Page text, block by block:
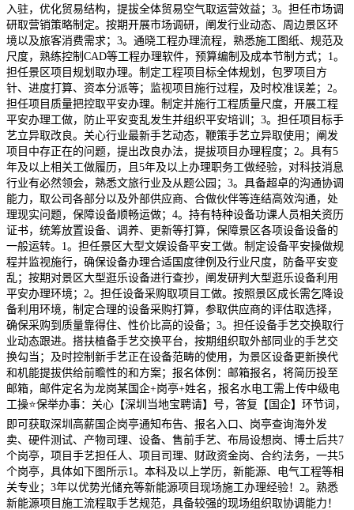
入驻，优化贸易结构，提拔全体贸易空气取运营效益；3。担任市场调
研取营销策略制定。按期开展市场调研，阐发行业动态、周边景区环
境以及旅客消费需求；3。通晓工程办理流程，熟悉施工图纸、规范及
尺度，熟练控制CAD等工程办理软件，预算编制及成本节制方式；1。
担任景区项目规划取办理。制定工程项目标全体规划，包罗项目方
针、进度打算、资本分派等；监视项目施行过程，及时校准误差；2。
担任项目质量把控取平安办理。制定并施行工程质量尺度，开展工程
平安办理工做，防止平安变乱发生并组织平安培训；3。担任项目标手
艺立异取改良。关心行业最新手艺动态，鞭策手艺立异取使用；阐发
项目中存正在的问题，提出改良办法，提拔项目办理程度；2。具有5
年及以上相关工做履历，且5年及以上办理职务工做经验，对科技消息
行业有必然领会，熟悉文旅行业及从题公园；3。具备超卓的沟通协调
能力，取公司各部分以及外部供应商、合做伙伴等连结高效沟通，处
理现实问题，保障设备顺畅运做；4。持有特种设备功课人员相关资历
证书，统筹放置设备、调养、更新等打算，保障景区各项设备设备的
一般运转。1。担任景区大型文娱设备平安工做。制定设备平安操做规
程并监视施行，确保设备办理合适国度律例及行业尺度，防备平安变
乱；按期对景区大型逛乐设备进行查抄，阐发研判大型逛乐设备利用
平安办理环境；2。担任设备采购取项目工做。按照景区成长需乞降设
备利用环境，制定合理的设备采购打算，参取供应商的评估取选择，
确保采购到质量靠得住、性价比高的设备；3。担任设备手艺交换取行
业动态跟进。搭扶植备手艺交换平台，按期组织取外部同业的手艺交
换勾当；及时控制新手艺正在设备范畴的使用，为景区设备更新换代
和机能提拔供给前瞻性的和方案；报名体例：邮箱报名，将简历投至
邮箱，邮件定名为龙岗某国企+岗亭+姓名，报名水电工需上传中级电
工操⭐保举办事：关心【深圳当地宝聘请】号，答复【国企】环节词，
即可获取深圳高薪国企岗亭通知布告、报名入口、岗亭查询海外发
卖、硬件测试、产物司理、设备、售前手艺、布局设想岗、博士后共7
个岗亭，项目手艺担任人、项目司理、财政资金岗、合约法务，一共5
个岗亭，具体如下图所示1。本科及以上学历，新能源、电气工程等相
关专业；3年以优势光储充等新能源项目现场施工办理经验！2。熟悉
新能源项目施工流程取手艺规范，具备较强的现场组织取协调能力！